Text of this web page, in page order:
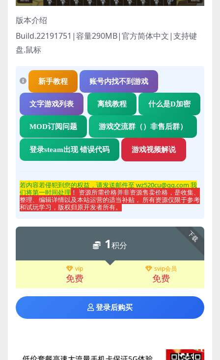
版本介绍
Build.22191751|容量290MB|官方简体中文|支持键
盘.鼠标
新手教程 账号内找不到游戏
文字游戏列表 离线教程 什么是D加密
MOD订阅问题 游戏交流群（）非售后群）
登录steam出现 错误代码 游戏视频解说
若内容若侵犯到您的权益，请发送邮件至 wz520cu@qq.com 我
们将第一时间处理 ！ 资源所需价格并非资源售卖价格，是收集、
整理、编辑详情以及本站运营的适当补贴， 所有资源仅限于参考
和试玩学习，版权归原开发者所有。
下载
1积分
vip
免费
svip会员
免费
登录后购买